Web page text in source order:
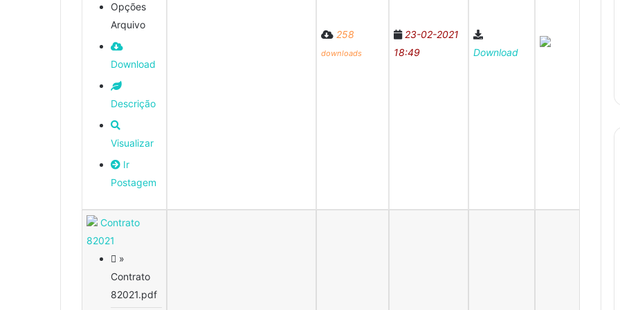
Opções
Arquivo
Download
Descrição
Visualizar
Ir
Postagem
258
downloads
23-02-2021
18:49
Download
Contrato
82021
»
Contrato
82021.pdf